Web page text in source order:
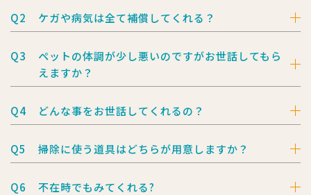
Q2 ケガや病気は全て補償してくれる？
Q3
ペットの体調が少し悪いのですがお世話してもら
えますか？
Q4 どんな事をお世話してくれるの？
Q5 掃除に使う道具はどちらが用意しますか？
Q6 不在時でもみてくれる?